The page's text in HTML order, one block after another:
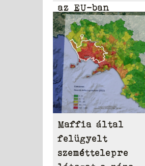
az EU-ban
Maffia által
felügyelt
szeméttelepre